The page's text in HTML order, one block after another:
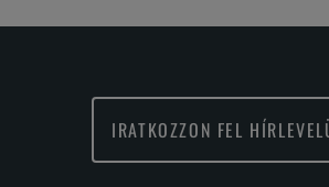
IRATKOZZON FEL